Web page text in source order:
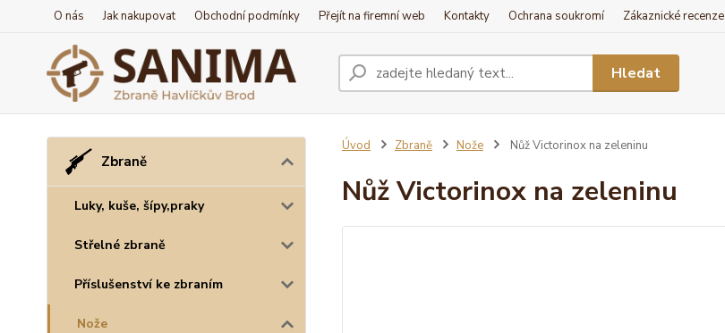
O nás Jak nakupovat Obchodní podmínky Přejít na firemní web Kontakty Ochrana soukromí Zákaznické recenze
Hledat
Zbraně
Luky, kuše, šípy,praky
Střelné zbraně
Příslušenství ke zbraním
Nože
Úvod Zbraně Nože Nůž Victorinox na zeleninu
Nůž Victorinox na zeleninu